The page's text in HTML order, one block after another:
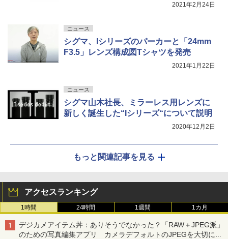
2021年2月24日
ニュース
シグマ、Iシリーズのパーカーと「24mm
F3.5」レンズ構成図Tシャツを発売
2021年1月22日
ニュース
シグマ山木社長、ミラーレス用レンズに
新しく誕生した“Iシリーズ“について説明
2020年12月2日
もっと関連記事を見る
アクセスランキング
1時間 24時間 1週間 1カ月
デジカメアイテム丼：ありそうでなかった？「RAW＋JPEG派」
のための写真編集アプリ カメラデフォルトのJPEGを大切にす